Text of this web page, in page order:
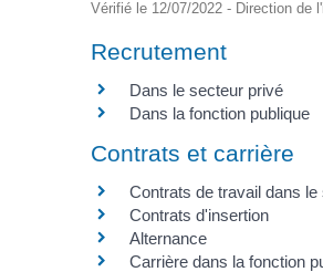
Vérifié le 12/07/2022 - Direction de
Recrutement
Dans le secteur privé
Dans la fonction publique
Contrats et carrière
Contrats de travail dans
Contrats d'insertion
Alternance
Carrière dans la fonction